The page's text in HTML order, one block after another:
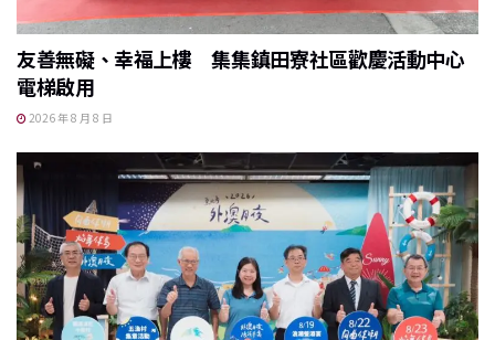
友善無礙、幸福上樓 集集鎮田寮社區歡慶活動中心
電梯啟用
2026 年 8 月 8 日